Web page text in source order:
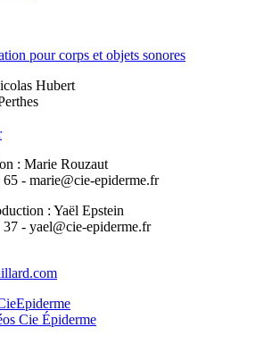
pour corps et objets sonores
Hubert
: Marie Rouzaut
- marie@cie-epiderme.fr
: Yaël Epstein
- yael@cie-epiderme.fr
Cie Épiderme